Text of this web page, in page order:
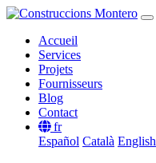
Accueil
Services
Projets
Fournisseurs
Blog
Contact
fr
Español Català English